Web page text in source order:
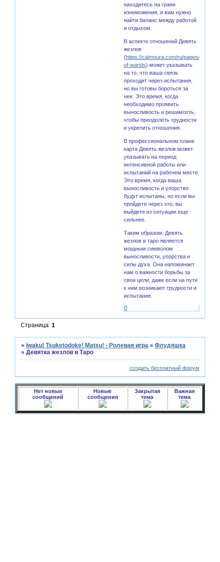
находитесь на грани
изнеможения, и вам нужно
найти баланс между работой
и отдыхом.
В аспекте отношений Девять
жезлов
(https://calmoura.com/ru/pages/nine-
of-wands) может указывать
на то, что ваша связь
проходит через испытания,
но вы готовы бороться за
нее. Это время, когда
необходимо проявить
выносливость и решимость,
чтобы преодолеть трудности
и укрепить отношения.
В профессиональном плане
карта Девять жезлов может
указывать на период
интенсивной работы или
испытаний на рабочем месте.
Это время, когда ваша
выносливость и упорство
будут испытаны, но если вы
пройдете через это, вы
выйдете из ситуации еще
сильнее.
Таким образом, Девять
жезлов в таро является
мощным символом
выносливости, упорства и
силы духа. Она напоминает
нам о важности борьбы за
свои цели, даже если на пути
к ним возникают трудности и
испытания.
0
Страница:1
» Iwaku! Tsuketodoke! Matsu! - Ролевая игра »Флудяшка
»Девятка жезлов в Таро
создать бесплатный форум
Нет новых
сообщений
Новые
сообщения
Закрытая
тема
Важная
тема